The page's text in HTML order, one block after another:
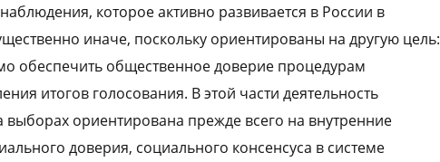
которое активно развивается в России в
иначе, поскольку ориентированы на другую цель:
обеспечить общественное доверие процедурам
итогов голосования. В этой части деятельность
ориентирована прежде всего на внутренние
доверия, социального консенсуса в системе